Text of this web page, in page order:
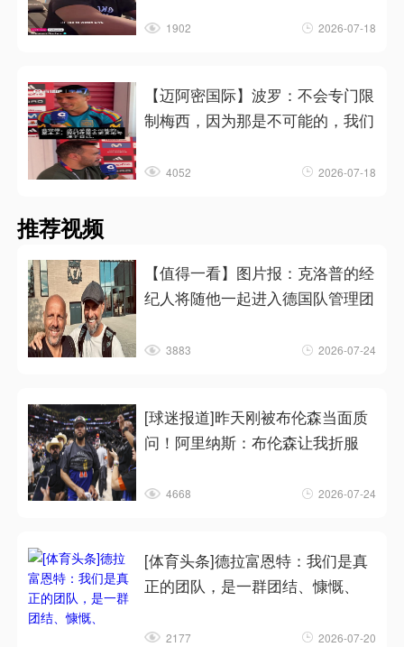
1902 2026-07-18
【迈阿密国际】波罗：不会专门限
制梅西，因为那是不可能的，我们
4052 2026-07-18
推荐视频
【值得一看】图片报：克洛普的经
纪人将随他一起进入德国队管理团
3883 2026-07-24
[球迷报道]昨天刚被布伦森当面质
问！阿里纳斯：布伦森让我折服
4668 2026-07-24
[体育头条]德拉富恩特：我们是真
正的团队，是一群团结、慷慨、
2177 2026-07-20